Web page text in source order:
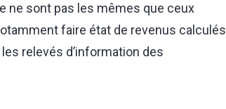
ne sont pas les mêmes que ceux
faire état de revenus calculés
relevés d’information des